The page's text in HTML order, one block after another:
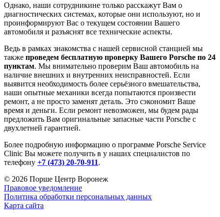
Однако, наши сотрудникине только расскажут Вам о
диагностических системах, которые они используют, но и
проинформируют Вас о текущем состоянии Вашего
автомобиля и разъяснят все технические аспекты.
Ведь в рамках знакомства с нашей сервисной станцией мы
также проведем бесплатную проверку Вашего Porsche по 24
пунктам. Мы внимательно проверим Ваш автомобиль на
наличие внешних и внутренних неисправностей. Если
выявится необходимость более серьёзного вмешательства,
наши опытные механики всегда попытаются произвести
ремонт, а не просто заменят деталь. Это сэкономит Ваше
время и деньги. Если ремонт невозможен, мы будем рады
предложить Вам оригинальные запасные части Porsche с
двухлетней гарантией.
Более подробную информацию о программе Porsche Service
Clinic Вы можете получить в у наших специалистов по
телефону +7 (473) 20-70-911.
© 2026 Порше Центр Воронеж
Правовое уведомление
Политика обработки персональных данных
Карта сайта